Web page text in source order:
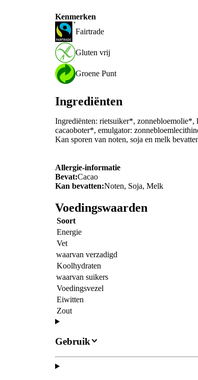
Kenmerken
Fairtrade
Gluten vrij
Groene Punt
Ingrediënten
Ingrediënten: rietsuiker*,
cacaoboter*, emulgator:
Kan sporen van noten, soja en melk
Allergie-informatie
Bevat:Cacao
Kan bevatten:Noten, Soja, Melk
Voedingswaarden
Soort
Energie
Vet
waarvan verzadigd
Koolhydraten
waarvan suikers
Voedingsvezel
Eiwitten
Zout
Gebruik